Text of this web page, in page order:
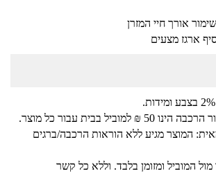
אורך חיי המזרן
ארגז מצעים
בבית עבור כל מוצר.
המוצר מגיע ללא הוראות הרכבה/ברגים
המוביל ומזומן בלבד. וללא כל קשר